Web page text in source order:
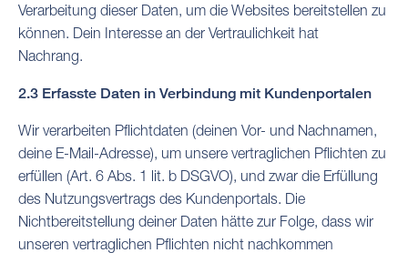
Verarbeitung dieser Daten, um die Websites bereitstellen zu
können. Dein Interesse an der Vertraulichkeit hat
Nachrang.
2.3 Erfasste Daten in Verbindung mit Kundenportalen
Wir verarbeiten Pflichtdaten (deinen Vor- und Nachnamen,
deine E-Mail-Adresse), um unsere vertraglichen Pflichten zu
erfüllen (Art. 6 Abs. 1 lit. b DSGVO), und zwar die Erfüllung
des Nutzungsvertrags des Kundenportals. Die
Nichtbereitstellung deiner Daten hätte zur Folge, dass wir
unseren vertraglichen Pflichten nicht nachkommen